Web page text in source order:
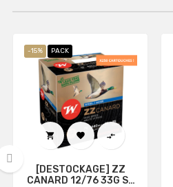
-15% PACK
  
[DESTOCKAGE] ZZ
CANARD 12/76 33G S5